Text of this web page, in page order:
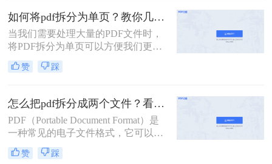
pdf拆分怎么操作？本文将为您详细介
绍几种常用的实现PDF拆分的方法。
如何将pdf拆分为单页？教你几招快速实现pdf拆分！
当我们需要处理大量的PDF文件时，
将PDF拆分为单页可以方便我们更好
地管理和编辑每个页面。那么如何将
pdf拆分为单页呢？以下是几种将PDF
赞 踩
怎么把pdf拆分成两个文件？看看这二种拆分方法！
PDF（Portable Document Format）是
一种常见的电子文件格式，它可以在
不同的操作系统、设备和应用程序上
一致地呈现文档。有时候，我们可能
赞 踩